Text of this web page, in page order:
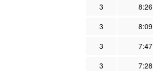
3
8:26
3
8:09
3
7:47
3
7:28